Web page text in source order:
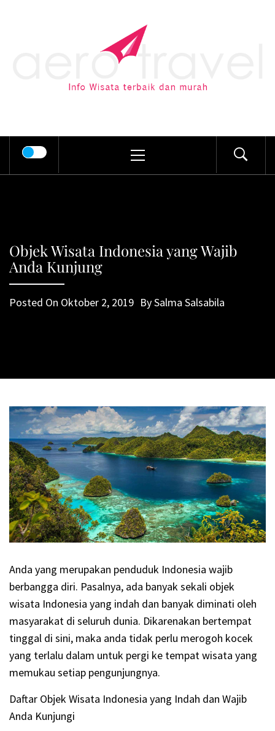
AERO TRAVEL
Menu
Objek Wisata Indonesia yang Wajib
Anda Kunjung
Posted On Oktober 2, 2019 BySalma Salsabila
Anda yang merupakan penduduk Indonesia wajib
berbangga diri. Pasalnya, ada banyak sekali objek
wisata Indonesia yang indah dan banyak diminati oleh
masyarakat di seluruh dunia. Dikarenakan bertempat
tinggal di sini, maka anda tidak perlu merogoh kocek
yang terlalu dalam untuk pergi ke tempat wisata yang
memukau setiap pengunjungnya.
Daftar Objek Wisata Indonesia yang Indah dan Wajib
Anda Kunjungi